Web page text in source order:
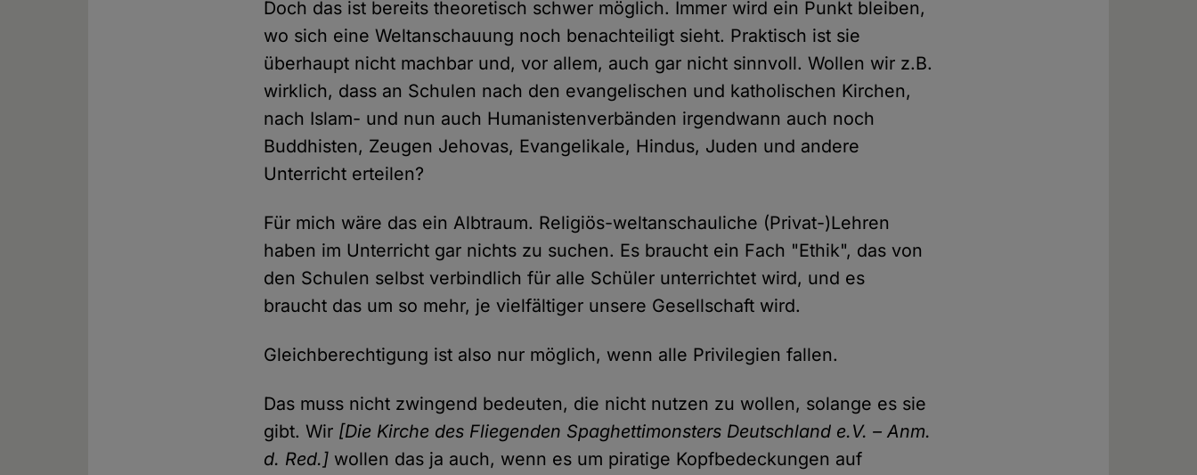
Doch das ist bereits theoretisch schwer möglich. Immer wird ein Punkt bleiben,
wo sich eine Weltanschauung noch benachteiligt sieht. Praktisch ist sie
überhaupt nicht machbar und, vor allem, auch gar nicht sinnvoll. Wollen wir z.B.
wirklich, dass an Schulen nach den evangelischen und katholischen Kirchen,
nach Islam- und nun auch Humanistenverbänden irgendwann auch noch
Buddhisten, Zeugen Jehovas, Evangelikale, Hindus, Juden und andere
Unterricht erteilen?
Für mich wäre das ein Albtraum. Religiös-weltanschauliche (Privat-)Lehren
haben im Unterricht gar nichts zu suchen. Es braucht ein Fach "Ethik", das von
den Schulen selbst verbindlich für alle Schüler unterrichtet wird, und es
braucht das um so mehr, je vielfältiger unsere Gesellschaft wird.
Gleichberechtigung ist also nur möglich, wenn alle Privilegien fallen.
Das muss nicht zwingend bedeuten, die nicht nutzen zu wollen, solange es sie
gibt. Wir [Die Kirche des Fliegenden Spaghettimonsters Deutschland e.V. – Anm.
d. Red.] wollen das ja auch, wenn es um piratige Kopfbedeckungen auf